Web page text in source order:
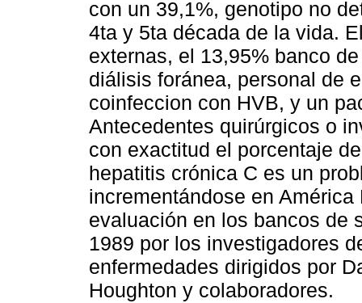
con un 39,1%, genotipo no
4ta y 5ta década de la vida.
externas, el 13,95% banco
diálisis foránea, personal de
coinfeccion con HVB, y un
Antecedentes quirúrgicos o
con exactitud el porcentaje
hepatitis crónica C es un
incrementándose en
evaluación en los bancos de
1989 por los investigadores
enfermedades dirigidos por
Houghton y colaboradores.